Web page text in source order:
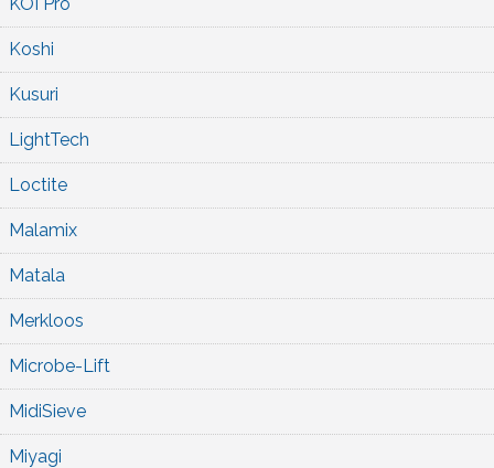
Koshi
Kusuri
LightTech
Loctite
Malamix
Matala
Merkloos
Microbe-Lift
MidiSieve
Miyagi